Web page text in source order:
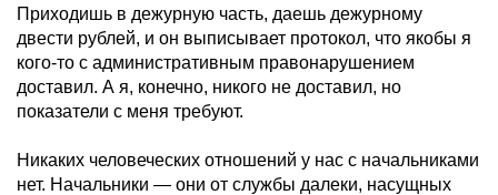
Приходишь в дежурную часть, даешь дежурному
двести рублей, и он выписывает протокол, что якобы я
кого-то с административным правонарушением
доставил. А я, конечно, никого не доставил, но
показатели с меня требуют.
Никаких человеческих отношений у нас с начальниками
нет. Начальники — они от службы далеки, насущных